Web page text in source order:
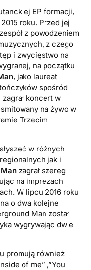
EP formacji,
roku. Przed jej
z powodzeniem
z czego
i zwycięstwo na
na początku
, jako laureat
spośród
zagrał koncert w
na żywo w
Trzecim
w różnych
jak i
zagrał szereg
na imprezach
W lipcu 2016 roku
o dwa kolejne
Man został
wygrywając dwie
promują również
of me” ,”You